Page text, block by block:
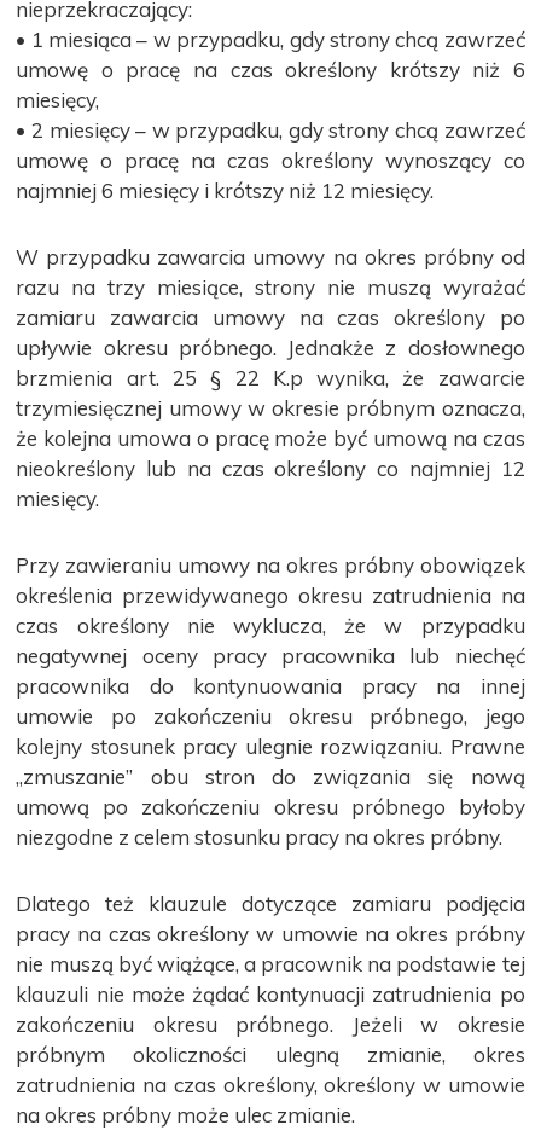
nieprzekraczający:
• 1 miesiąca – w przypadku, gdy strony chcą zawrzeć
umowę o pracę na czas określony krótszy niż 6
miesięcy,
• 2 miesięcy – w przypadku, gdy strony chcą zawrzeć
umowę o pracę na czas określony wynoszący co
najmniej 6 miesięcy i krótszy niż 12 miesięcy.
W przypadku zawarcia umowy na okres próbny od
razu na trzy miesiące, strony nie muszą wyrażać
zamiaru zawarcia umowy na czas określony po
upływie okresu próbnego. Jednakże z dosłownego
brzmienia art. 25 § 22 K.p wynika, że zawarcie
trzymiesięcznej umowy w okresie próbnym oznacza,
że kolejna umowa o pracę może być umową na czas
nieokreślony lub na czas określony co najmniej 12
miesięcy.
Przy zawieraniu umowy na okres próbny obowiązek
określenia przewidywanego okresu zatrudnienia na
czas określony nie wyklucza, że w przypadku
negatywnej oceny pracy pracownika lub niechęć
pracownika do kontynuowania pracy na innej
umowie po zakończeniu okresu próbnego, jego
kolejny stosunek pracy ulegnie rozwiązaniu. Prawne
„zmuszanie” obu stron do związania się nową
umową po zakończeniu okresu próbnego byłoby
niezgodne z celem stosunku pracy na okres próbny.
Dlatego też klauzule dotyczące zamiaru podjęcia
pracy na czas określony w umowie na okres próbny
nie muszą być wiążące, a pracownik na podstawie tej
klauzuli nie może żądać kontynuacji zatrudnienia po
zakończeniu okresu próbnego. Jeżeli w okresie
próbnym okoliczności ulegną zmianie, okres
zatrudnienia na czas określony, określony w umowie
na okres próbny może ulec zmianie.